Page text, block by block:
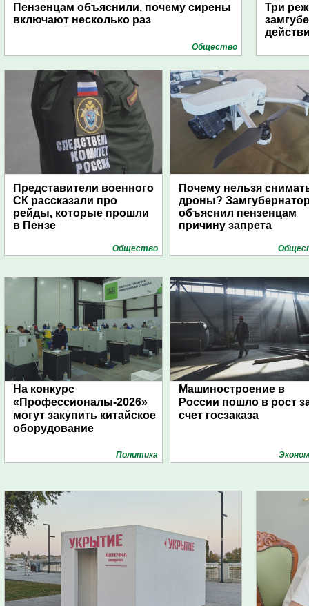
Пензенцам объяснили, почему сирены
включают несколько раз
Общество
Три
Представители военного
СК рассказали про
рейды, которые прошли
в Пензе
Общество
Почему нельзя
дроны?
объяснил пензенцам
причину запрета
На конкурс
«Профессионалы-2026»
могут закупить китайское
оборудование
Политика
Машиностроение в
России пошло в рост
счет госзаказа